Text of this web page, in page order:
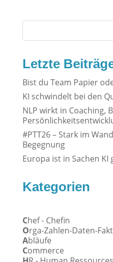
Letzte
Bist du Team Papier
KI schwindelt bei den
NLP wirkt in Coaching,
#PTT26 – Stark im
Begegnung
Europa ist in Sachen
Kategorien
Chef - Chefin
Orga-Zahlen-Daten-
Abläufe
Commerce